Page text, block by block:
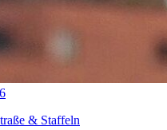
& Staffeln